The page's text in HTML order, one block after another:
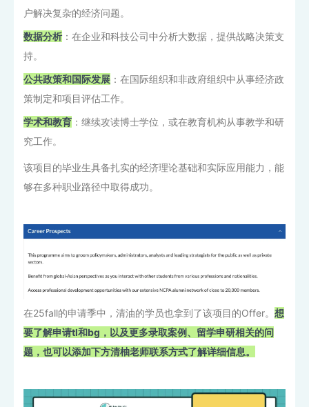
户解决复杂的经济问题。
数据分析 ：在企业和科技公司中分析大数据，提供战略决策支
持。
公共政策和国际发展 ：在国际组织和非政府组织中从事经济政
策制定和项目评估工作。
学术和教育 ：继续攻读博士学位，或在教育机构从事教学和研
究工作。
该项目的毕业生具备扎实的经济理论基础和实际应用能力，能
够在多种职业路径中取得成功。
在25fall的申请季中，清油的学员也拿到了该项目的Offer。 想
要了解申请tl和bg，以及更多录取案例、留学申研相关的问
题，也可以添加下方清柚老师联系方式了解详细信息。